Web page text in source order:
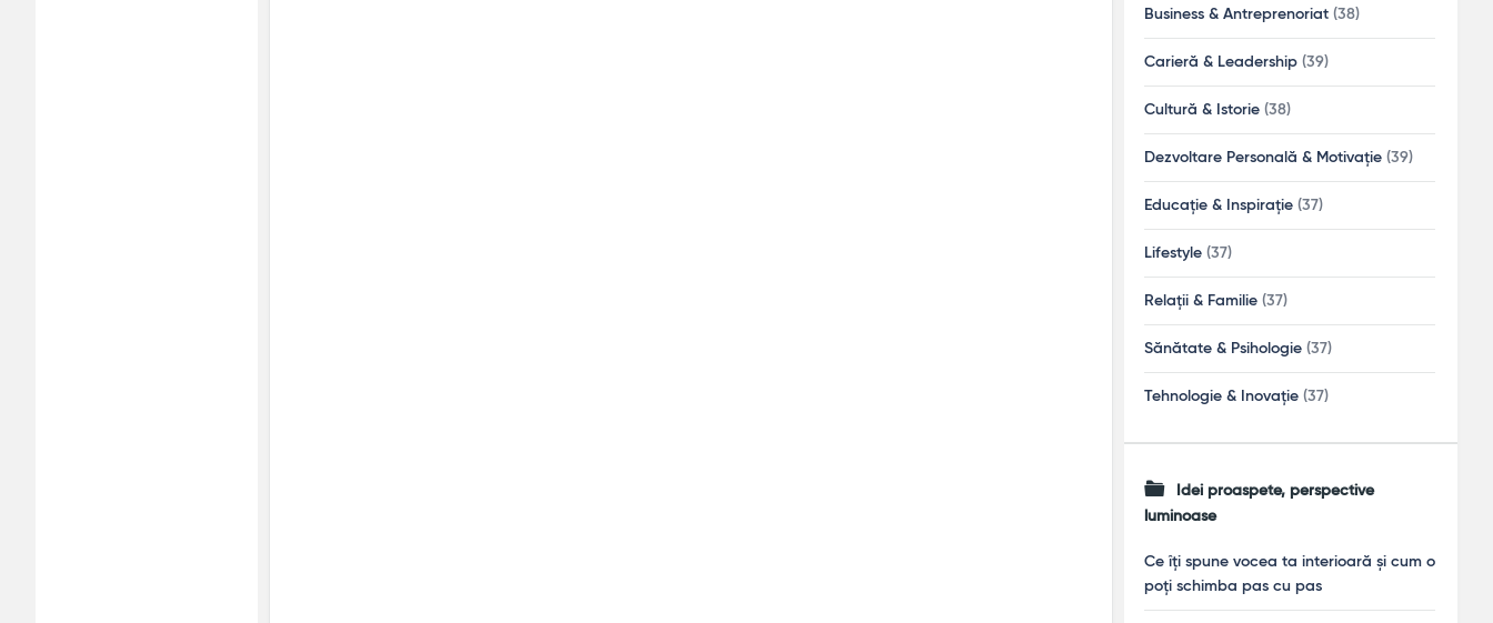
Business & Antreprenoriat (38)
Carieră & Leadership (39)
Cultură & Istorie (38)
Dezvoltare Personală & Motivație (39)
Educație & Inspirație (37)
Lifestyle (37)
Relații & Familie (37)
Sănătate & Psihologie (37)
Tehnologie & Inovație (37)
Idei proaspete, perspective
luminoase
Ce îți spune vocea ta interioară și cum o
poți schimba pas cu pas